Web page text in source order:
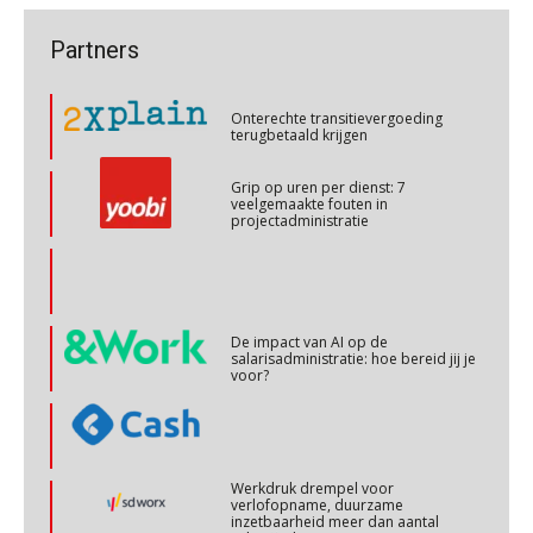
Partners
Grip op uren per dienst: 7
veelgemaakte fouten in
projectadministratie
Aanpassingen Wet toekomst
pensioenen, de tijd dringt!
OKT
MOCuitgevers
OKT
MOCuitgevers
MOCuitgevers
04
Cursus Werkkostenregeling
MOCuitgevers
MOCuitgevers